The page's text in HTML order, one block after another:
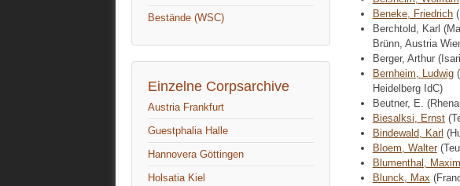
Bestände (WSC)
Einzelne Corpsarchive
Austria Frankfurt
Guestphalia Halle
Hannovera Göttingen
Holsatia Kiel
Beneke, Friedrich
Berchtold, Karl
Brünn, Austria
Berger, Arthur
Bernheim, Ludwig
Heidelberg IdC)
Beutner, E.
Biesalksi, Ernst
Bindewald, Karl
Bloem, Walter
Blumenthal,
Blunck, Max